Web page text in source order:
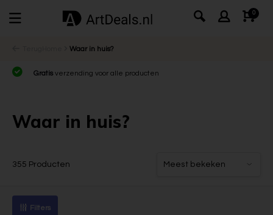
0
Waar in huis?
Gratis verzending voor alle producten
Waar in huis?
355 Producten
Filters